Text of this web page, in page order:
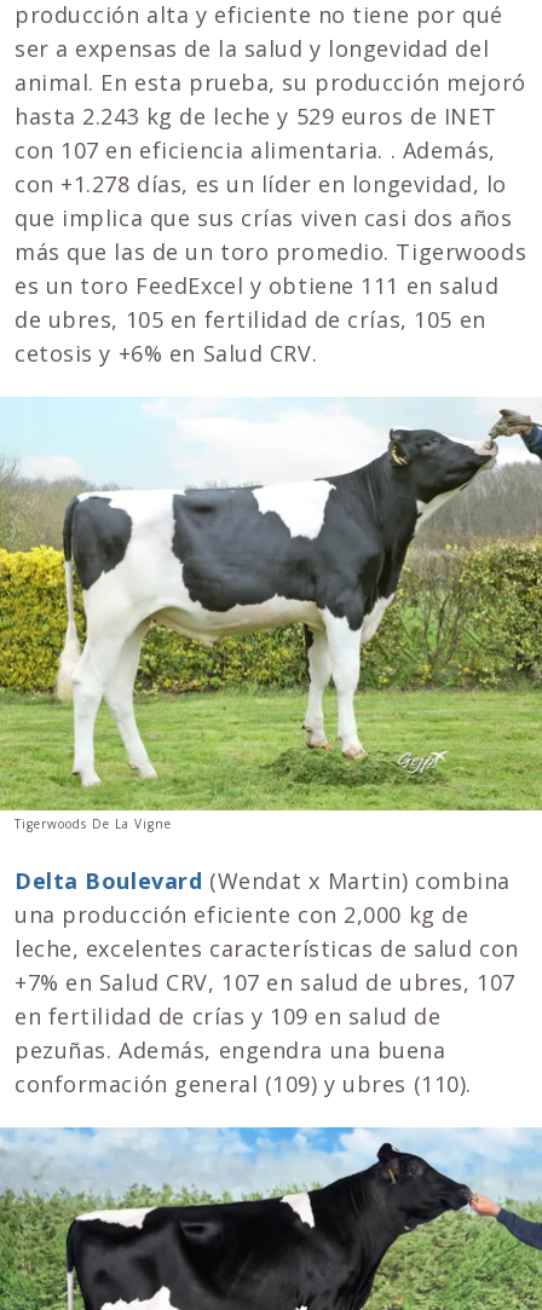
producción alta y eficiente no tiene por qué
ser a expensas de la salud y longevidad del
animal. En esta prueba, su producción mejoró
hasta 2.243 kg de leche y 529 euros de INET
con 107 en eficiencia alimentaria. . Además,
con +1.278 días, es un líder en longevidad, lo
que implica que sus crías viven casi dos años
más que las de un toro promedio. Tigerwoods
es un toro FeedExcel y obtiene 111 en salud
de ubres, 105 en fertilidad de crías, 105 en
cetosis y +6% en Salud CRV.
Tigerwoods De La Vigne
Delta Boulevard (Wendat x Martin) combina
una producción eficiente con 2,000 kg de
leche, excelentes características de salud con
+7% en Salud CRV, 107 en salud de ubres, 107
en fertilidad de crías y 109 en salud de
pezuñas. Además, engendra una buena
conformación general (109) y ubres (110).